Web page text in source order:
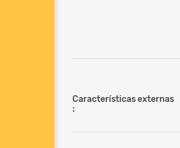
Características externas
: